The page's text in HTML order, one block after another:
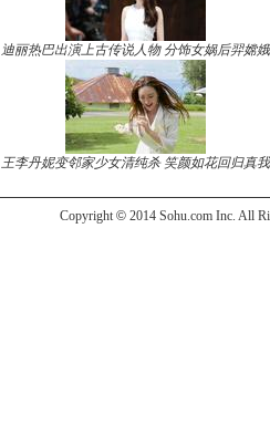
迪丽热巴出演上古传说人物 分饰女娲后羿嫦娥
王李丹妮变邻家少女清纯杀 笑颜如花回归真我
Copyright © 2014 Sohu.com Inc. All